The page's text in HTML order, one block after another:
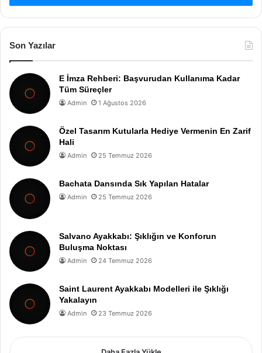
Son Yazılar
E İmza Rehberi: Başvurudan Kullanıma Kadar
Tüm Süreçler
Admin 1 Ağustos 2026
Özel Tasarım Kutularla Hediye Vermenin En Zarif
Hali
Admin 25 Temmuz 2026
Bachata Dansında Sık Yapılan Hatalar
Admin 25 Temmuz 2026
Salvano Ayakkabı: Şıklığın ve Konforun
Buluşma Noktası
Admin 24 Temmuz 2026
Saint Laurent Ayakkabı Modelleri ile Şıklığı
Yakalayın
Admin 23 Temmuz 2026